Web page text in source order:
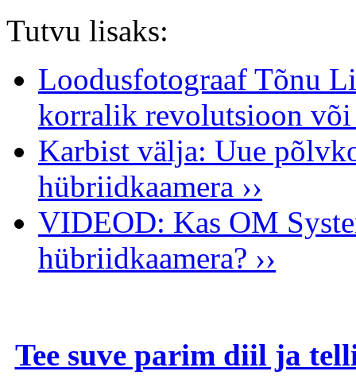
Tutvu lisaks:
Loodusfotograaf Tõnu
korralik revolutsioon või
Karbist välja: Uue
hübriidkaamera ››
VIDEOD: Kas OM
hübriidkaamera? ››
Tee suve parim diil ja